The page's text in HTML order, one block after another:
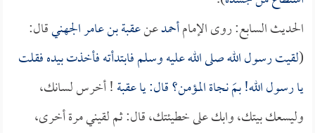
الحديث السابع: روى الإمامأحمدعنعقبة بن عامر الجهنيقال:
(لقيت رسول الله صلى الله عليه وسلم فابتدأته فأخذت بيده فقلت
يا رسول الله! بمَ نجاة المؤمن؟ قال: ياعقبة! أخرس لسانك،
وليسعك بيتك، وابك على خطيئتك، قال: ثم لقيني مرة أخرى،